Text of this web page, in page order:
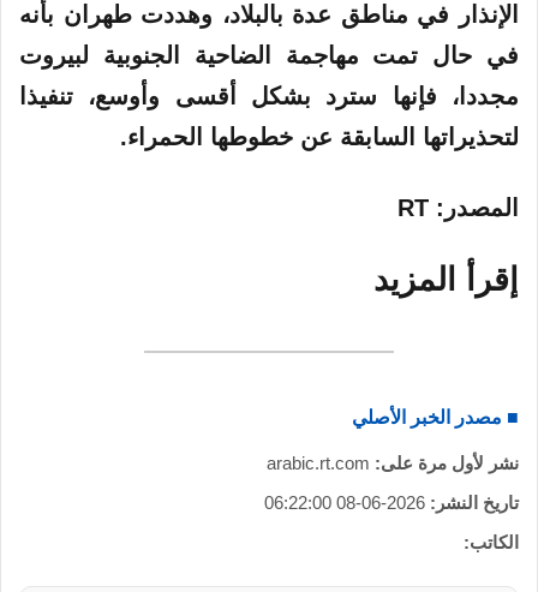
الإنذار في مناطق عدة بالبلاد، وهددت طهران بأنه
في حال تمت مهاجمة الضاحية الجنوبية لبيروت
مجددا، فإنها سترد بشكل أقسى وأوسع، تنفيذا
لتحذيراتها السابقة عن خطوطها الحمراء.
المصدر: RT
إقرأ المزيد
■ مصدر الخبر الأصلي
نشر لأول مرة على: arabic.rt.com
تاريخ النشر: 2026-06-08 06:22:00
الكاتب: